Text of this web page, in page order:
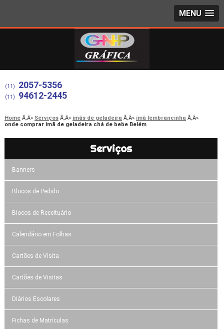
MENU
(11) 2057-5356
(11) 94612-2445
Home Serviços ímãs de geladeira
ímã lembrancinha
onde comprar ímã de geladeira chá de bebe Belém
Serviços
Banners
Blocos de Pedido
Blocos de Receituário
Calendário em Folhas
Cartões de Visita
Cartões de Visitas
Diários Escolares
Fichas de Matrículas